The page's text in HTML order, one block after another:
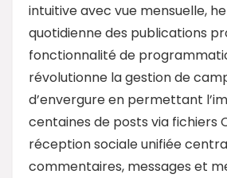
intuitive avec vue mensuelle,
quotidienne des publications
fonctionnalité de
révolutionne la gestion de
d’envergure en permettant
centaines de posts via fichiers
réception sociale unifiée
commentaires, messages et